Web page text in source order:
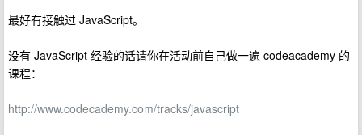
最好有接触过 JavaScript。
没有 JavaScript 经验的话请你在活动前自己做一遍 codeacademy 的
课程：
http://www.codecademy.com/tracks/javascript